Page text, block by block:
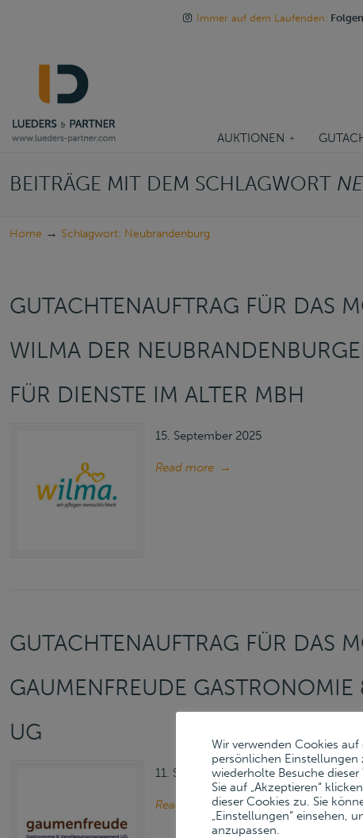
Immer auf dem Laufenden:
AUKTIONEN
Navigation
BEITRÄGE MIT DEM SCHLAGWORT
Home → Schlagwort: Neubrandenburg
GUTACHTENAUFTRAG FÜR DAS
WILMA DER
FÜR DIENSTE IM ALTER MBH
15. September 2025
Read more →
GUTACHTENAUFTRAG FÜR DAS
GAUMENFREUDE
UG
11. September 2025
Read more→
Wir verwenden Cookies
persönlichen
wiederholte Besuche
Sie auf „Akzeptieren“
dieser Cookies zu. Sie
„Einstellungen“ einsehen,
anzupassen.